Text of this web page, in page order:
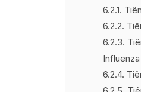
6.2.1
6.2.2
6.2.3
6.2.4